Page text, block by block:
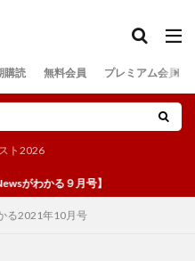
購読 無料会員 プレミアム会員
ト2026
かる９月号】
る2021年10月号